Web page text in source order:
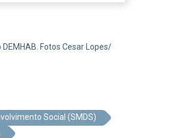
Fotos Cesar Lopes/
Social (SMDS)